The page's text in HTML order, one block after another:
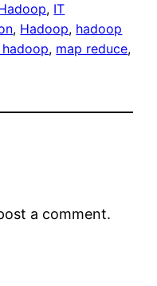
, IT
, Hadoop, hadoop
, map reduce
a comment.